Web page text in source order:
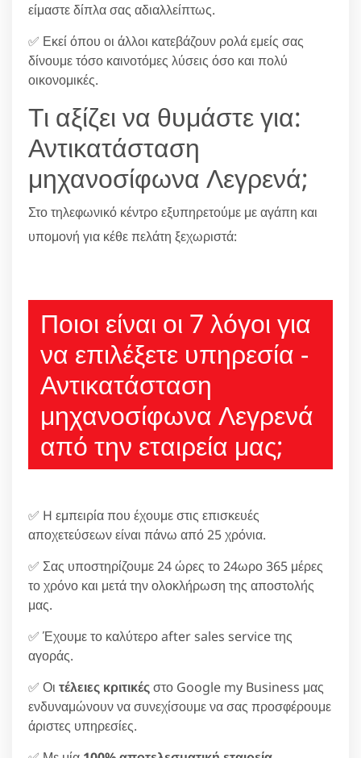
είμαστε δίπλα σας αδιαλλείπτως.
✅ Εκεί όπου οι άλλοι κατεβάζουν ρολά εμείς σας
δίνουμε τόσο καινοτόμες λύσεις όσο και πολύ
οικονομικές.
Τι αξίζει να θυμάστε για:
Αντικατάσταση
μηχανοσίφωνα Λεγρενά;
Στο τηλεφωνικό κέντρο εξυπηρετούμε με αγάπη και
υπομονή για κέθε πελάτη ξεχωριστά:
Ποιοι είναι οι 7 λόγοι για
να επιλέξετε υπηρεσία -
Αντικατάσταση
μηχανοσίφωνα Λεγρενά
από την εταιρεία μας;
✅ H εμπειρία που έχουμε στις επισκευές
αποχετεύσεων είναι πάνω από 25 χρόνια.
✅ Σας υποστηρίζουμε 24 ώρες το 24ωρο 365 μέρες
το χρόνο και μετά την ολοκλήρωση της αποστολής
μας.
✅ Έχουμε το καλύτερο after sales service της
αγοράς.
✅ Οι τέλειες κριτικέςστο Google my Business μας
ενδυναμώνουν να συνεχίσουμε να σας προσφέρουμε
άριστες υπηρεσίες.